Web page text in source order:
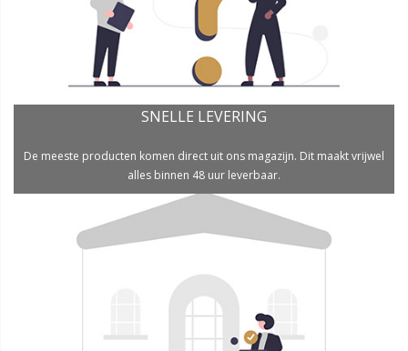
SNELLE LEVERING
De meeste producten komen direct uit ons magazijn. Dit maakt vrijwel
alles binnen 48 uur leverbaar.